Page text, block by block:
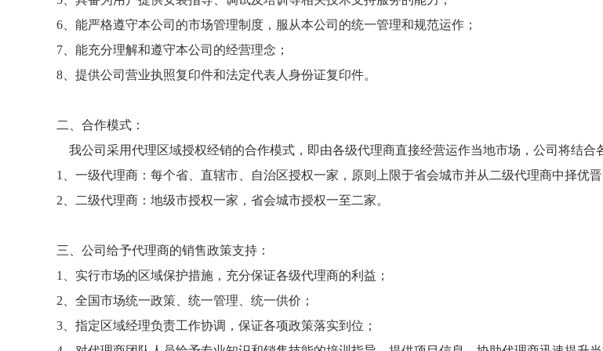
6、能严格遵守本公司的市场管理制度，服从本公司的统一管理和规范运作；
7、能充分理解和遵守本公司的经营理念；
8、提供公司营业执照复印件和法定代表人身份证复印件。
二、合作模式：
我公司采用代理区域授权经销的合作模式，即由各级代理商直接经营运作当地市场，公司将结合
1、一级代理商：每个省、直辖市、自治区授权一家，原则上限于省会城市并从二级代理商中择优晋
2、二级代理商：地级市授权一家，省会城市授权一至二家。
三、公司给予代理商的销售政策支持：
1、实行市场的区域保护措施，充分保证各级代理商的利益；
2、全国市场统一政策、统一管理、统一供价；
3、指定区域经理负责工作协调，保证各项政策落实到位；